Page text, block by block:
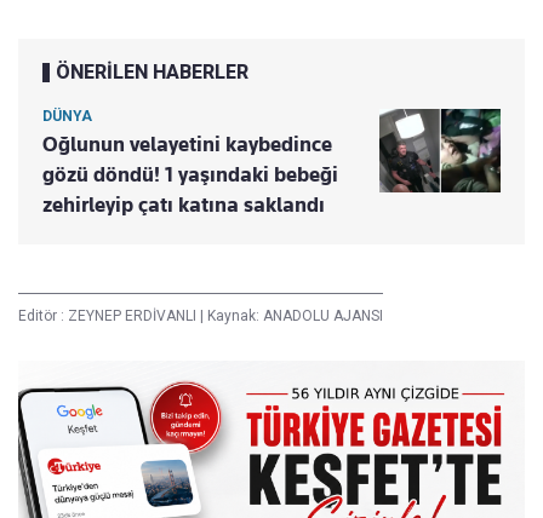
ÖNERİLEN HABERLER
DÜNYA
Oğlunun velayetini kaybedince
gözü döndü! 1 yaşındaki bebeği
zehirleyip çatı katına saklandı
Editör : ZEYNEP ERDİVANLI | Kaynak: ANADOLU AJANSI